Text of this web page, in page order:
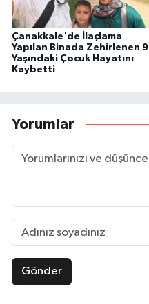
Çanakkale'de İlaçlama
Yapılan Binada Zehirlenen 9
Yaşındaki Çocuk Hayatını
Kaybetti
Yorumlar
Gönder